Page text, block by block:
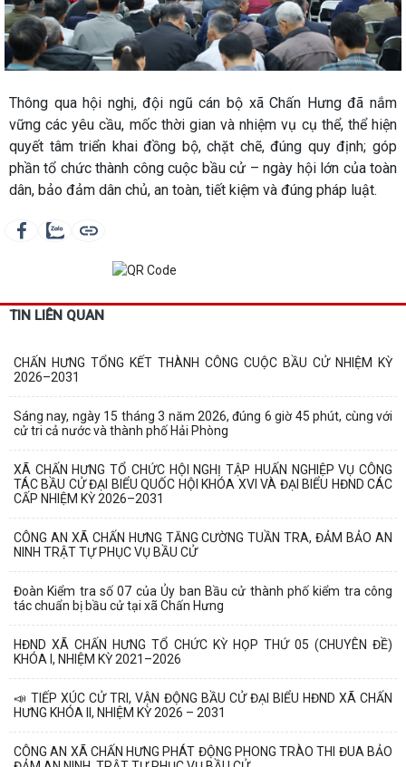
Thông qua hội nghị, đội ngũ cán bộ xã Chấn Hưng đã nắm
vững các yêu cầu, mốc thời gian và nhiệm vụ cụ thể, thể hiện
quyết tâm triển khai đồng bộ, chặt chẽ, đúng quy định; góp
phần tổ chức thành công cuộc bầu cử – ngày hội lớn của toàn
dân, bảo đảm dân chủ, an toàn, tiết kiệm và đúng pháp luật.
TIN LIÊN QUAN
CHẤN HƯNG TỔNG KẾT THÀNH CÔNG CUỘC BẦU CỬ NHIỆM KỲ
2026–2031
Sáng nay, ngày 15 tháng 3 năm 2026, đúng 6 giờ 45 phút, cùng với
cử tri cả nước và thành phố Hải Phòng
XÃ CHẤN HƯNG TỔ CHỨC HỘI NGHỊ TẬP HUẤN NGHIỆP VỤ CÔNG
TÁC BẦU CỬ ĐẠI BIỂU QUỐC HỘI KHÓA XVI VÀ ĐẠI BIỂU HĐND CÁC
CẤP NHIỆM KỲ 2026–2031
CÔNG AN XÃ CHẤN HƯNG TĂNG CƯỜNG TUẦN TRA, ĐẢM BẢO AN
NINH TRẬT TỰ PHỤC VỤ BẦU CỬ
Đoàn Kiểm tra số 07 của Ủy ban Bầu cử thành phố kiểm tra công
tác chuẩn bị bầu cử tại xã Chấn Hưng
HĐND XÃ CHẤN HƯNG TỔ CHỨC KỲ HỌP THỨ 05 (CHUYÊN ĐỀ)
KHÓA I, NHIỆM KỲ 2021–2026
📣 TIẾP XÚC CỬ TRI, VẬN ĐỘNG BẦU CỬ ĐẠI BIỂU HĐND XÃ CHẤN
HƯNG KHÓA II, NHIỆM KỲ 2026 – 2031
CÔNG AN XÃ CHẤN HƯNG PHÁT ĐỘNG PHONG TRÀO THI ĐUA BẢO